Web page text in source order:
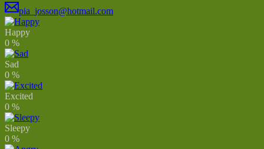
pia_josson@hotmail.com
Happy
0 %
Sad
0 %
Excited
0 %
Sleepy
0 %